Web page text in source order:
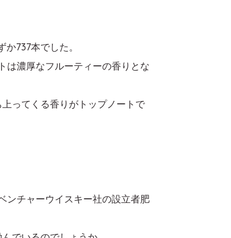
737本でした。
は濃厚なフルーティーの香りとな
ってくる香りがトップノートで
ンチャーウイスキー社の設立者肥